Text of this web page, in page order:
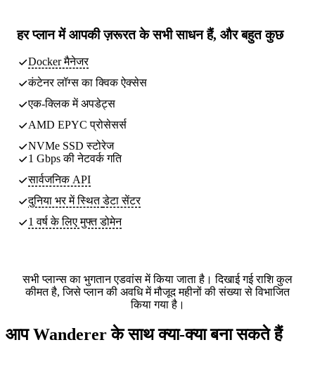
हर प्लान मेंआपकी ज़रूरत के सभी साधनहैं, और बहुत कुछ
Docker मैनेजर
कंटेनर लॉग्स का क्विक ऐक्सेस
एक-क्लिक में अपडेट्स
AMD EPYC प्रोसेसर्स
NVMe SSD स्टोरेज
1 Gbps की नेटवर्क गति
सार्वजनिक API
दुनिया भर में स्थितडेटा सेंटर
1 वर्ष के लिए मुफ्त डोमेन
सभी प्लान्स का भुगतान एडवांस में किया जाता है। दिखाई गई राशि कुल
कीमत है, जिसे प्लान की अवधि में मौजूद महीनों की संख्या से विभाजित
किया गया है।
आप Wanderer के साथ क्या-क्या बना सकते हैं